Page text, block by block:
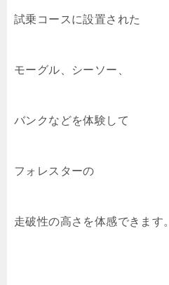
試乗コースに設置された
モーグル、シーソー、
バンクなどを体験して
フォレスターの
走破性の高さを体感できます。